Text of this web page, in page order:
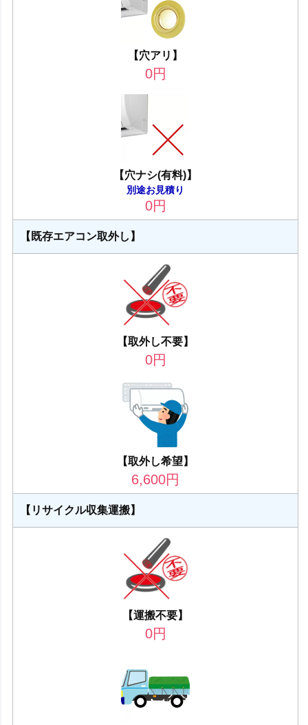
【穴アリ】
0円
【穴ナシ(有料)】
別途お見積り
0円
【既存エアコン取外し】
【取外し不要】
0円
【取外し希望】
6,600円
【リサイクル収集運搬】
【運搬不要】
0円